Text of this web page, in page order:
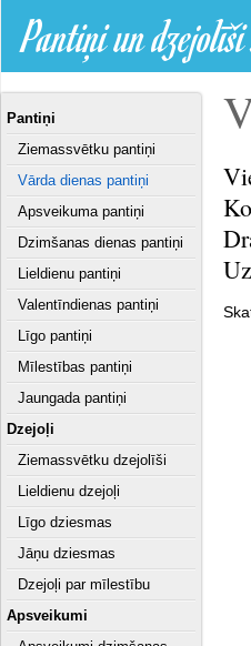
Pantiņi un
Pantiņi
Ziemassvētku pantiņi
Vārda dienas pantiņi
Apsveikuma pantiņi
Dzimšanas dienas pantiņi
Lieldienu pantiņi
Valentīndienas pantiņi
Līgo pantiņi
Mīlestības pantiņi
Jaungada pantiņi
Dzejoļi
Ziemassvētku dzejolīši
Lieldienu dzejoļi
Līgo dziesmas
Jāņu dziesmas
Dzejoļi par mīlestību
Apsveikumi